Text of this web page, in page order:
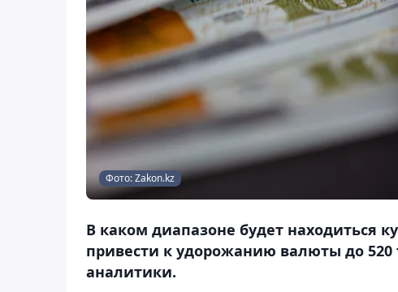
Фото: Zakon.kz
В каком диапазоне будет находиться
привести к удорожанию валюты до 520
аналитики.